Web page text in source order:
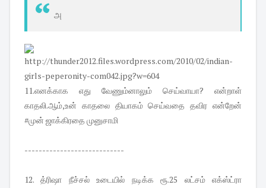
அ
11.எனக்காக எது வேணும்னாலும் செய்வாயா? என்றாள்
காதலி.ஆம்,உன் காதலை தியாகம் செய்வதை தவிர என்றேன்
#முன் ஜாக்கிரதை முனுசாமி
----------------------------
12. த்ரிஷா நீச்சல் உடையில் நடிக்க ரூ.25 லட்சம் எக்ஸ்ட்ரா